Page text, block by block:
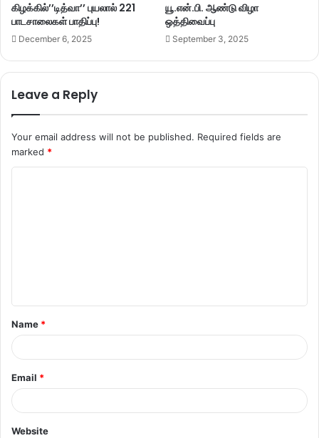
கிழக்கில்’’டித்வா’’ புயலால் 221
பாடசாலைகள் பாதிப்பு!
December 6, 2025
யூ.என்.பி. ஆண்டு விழா
ஒத்திவைப்பு
September 3, 2025
Leave a Reply
Your email address will not be published. Required fields are
marked *
t
*
Name *
Email *
Website